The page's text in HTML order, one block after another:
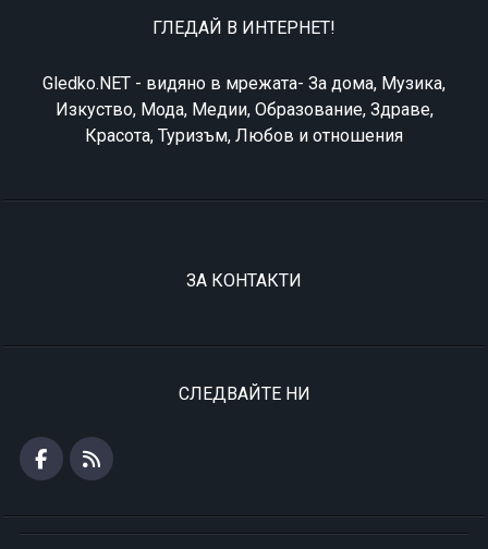
ГЛЕДАЙ В ИНТЕРНЕТ!
Gledko.NET - видяно в мрежата- За дома, Музика,
Изкуство, Мода, Медии, Образование, Здраве,
Красота, Туризъм, Любов и отношения
ЗА КОНТАКТИ
СЛЕДВАЙТЕ НИ